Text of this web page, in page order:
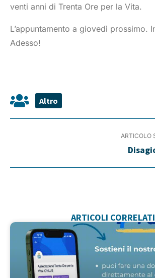
venti anni di Trenta Ore per la Vita.
L’appuntamento a giovedì prossimo.
Adesso!
Altro
ARTICOLO
ARTICOLI CORRELATI